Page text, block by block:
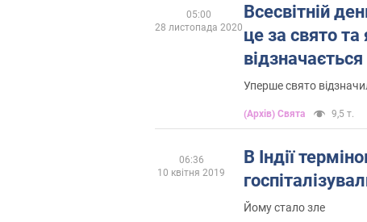
Всесвітній
це за свято та
відзначається
Уперше свято
(Архів) Свята 9,5 т.
05:00
28 листопада 2020
В Індії
Йому стало зле
06:36
10 квітня 2019